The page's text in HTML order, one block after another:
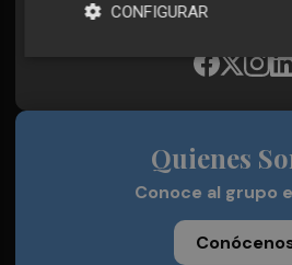
Plaza Podcast, desde
Quienes
Conoce al grupo
CONFIGURAR